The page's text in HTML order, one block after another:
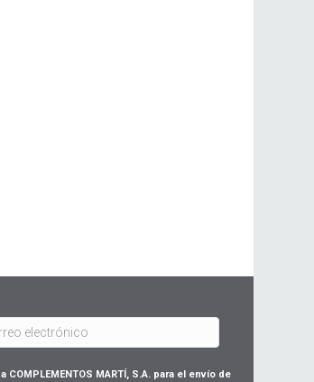
a COMPLEMENTOS MARTÍ, S.A. para el envío de